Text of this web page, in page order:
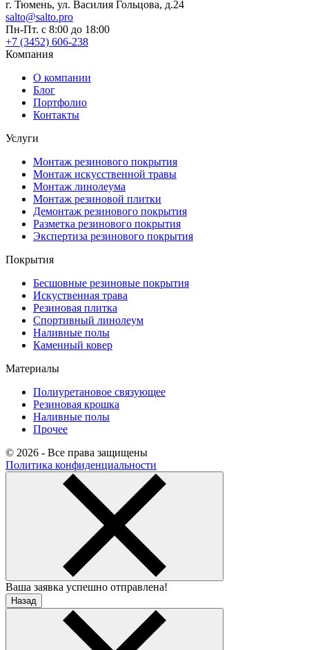
г. Тюмень, ул. Василия Гольцова, д.24
salto@salto.pro
Пн-Пт. с 8:00 до 18:00
+7 (3452) 606-238
Компания
О компании
Блог
Портфолио
Контакты
Услуги
Монтаж резинового покрытия
Монтаж искусственной травы
Монтаж линолеума
Монтаж резиновой плитки
Демонтаж резинового покрытия
Разметка резинового покрытия
Экспертиза резинового покрытия
Покрытия
Бесшовные резиновые покрытия
Искуственная трава
Резиновая плитка
Спортивный линолеум
Наливные полы
Каменный ковер
Материалы
Полиуретановое связующее
Резиновая крошка
Наливные полы
Прочее
© 2026 - Все права защищены
Политика конфиденциальности
Ваша заявка успешно отправлена!
Назад